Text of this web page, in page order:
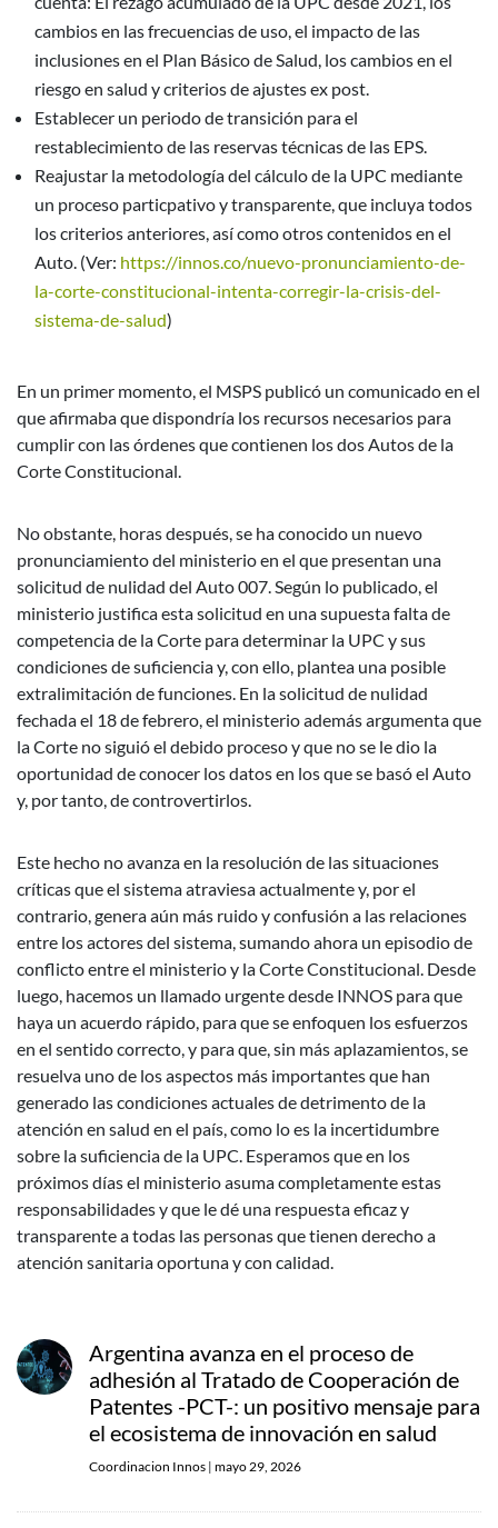
cambios en las frecuencias de uso, el impacto de las
inclusiones en el Plan Básico de Salud, los cambios en el
riesgo en salud y criterios de ajustes ex post.
Establecer un periodo de transición para el
restablecimiento de las reservas técnicas de las EPS.
Reajustar la metodología del cálculo de la UPC mediante
un proceso particpativo y transparente, que incluya todos
los criterios anteriores, así como otros contenidos en el
Auto. (Ver: https://innos.co/nuevo-pronunciamiento-de-
la-corte-constitucional-intenta-corregir-la-crisis-del-
sistema-de-salud)
En un primer momento, el MSPS publicó un comunicado en el
que afirmaba que dispondría los recursos necesarios para
cumplir con las órdenes que contienen los dos Autos de la
Corte Constitucional.
No obstante, horas después, se ha conocido un nuevo
pronunciamiento del ministerio en el que presentan una
solicitud de nulidad del Auto 007. Según lo publicado, el
ministerio justifica esta solicitud en una supuesta falta de
competencia de la Corte para determinar la UPC y sus
condiciones de suficiencia y, con ello, plantea una posible
extralimitación de funciones. En la solicitud de nulidad
fechada el 18 de febrero, el ministerio además argumenta que
la Corte no siguió el debido proceso y que no se le dio la
oportunidad de conocer los datos en los que se basó el Auto
y, por tanto, de controvertirlos.
Este hecho no avanza en la resolución de las situaciones
críticas que el sistema atraviesa actualmente y, por el
contrario, genera aún más ruido y confusión a las relaciones
entre los actores del sistema, sumando ahora un episodio de
conflicto entre el ministerio y la Corte Constitucional. Desde
luego, hacemos un llamado urgente desde INNOS para que
haya un acuerdo rápido, para que se enfoquen los esfuerzos
en el sentido correcto, y para que, sin más aplazamientos, se
resuelva uno de los aspectos más importantes que han
generado las condiciones actuales de detrimento de la
atención en salud en el país, como lo es la incertidumbre
sobre la suficiencia de la UPC. Esperamos que en los
próximos días el ministerio asuma completamente estas
responsabilidades y que le dé una respuesta eficaz y
transparente a todas las personas que tienen derecho a
atención sanitaria oportuna y con calidad.
Argentina avanza en el proceso de
adhesión al Tratado de Cooperación de
Patentes -PCT-: un positivo mensaje para
el ecosistema de innovación en salud
Coordinacion Innos | mayo 29, 2026